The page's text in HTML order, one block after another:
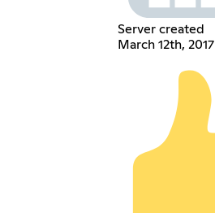
Server created
March 12th, 2017